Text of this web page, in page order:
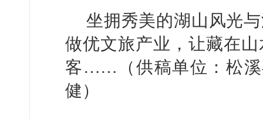
坐拥秀美的湖山风光
做优文旅产业，让藏在
客……（供稿单位：松溪
健）